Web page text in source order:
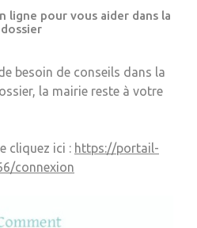
ligne pour vous aider dans la
besoin de conseils dans la
la mairie reste à votre
cliquez ici : https://portail-
connexion